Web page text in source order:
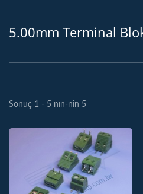
5.00mm Terminal
Sonuç 1 - 5 nın-nin 5